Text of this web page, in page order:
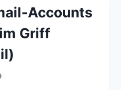
Accounts
Griff